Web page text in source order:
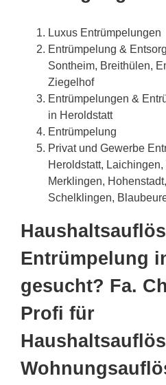
Luxus Entrümpelungen
Entrümpelung &
Sontheim, Breithülen,
Ziegelhof
Entrümpelungen &
in Heroldstatt
Entrümpelung
Privat und Gewerbe
Heroldstatt,
Merklingen,
Schelklingen,
Entrümpelung
gesucht? Fa.
Profi für